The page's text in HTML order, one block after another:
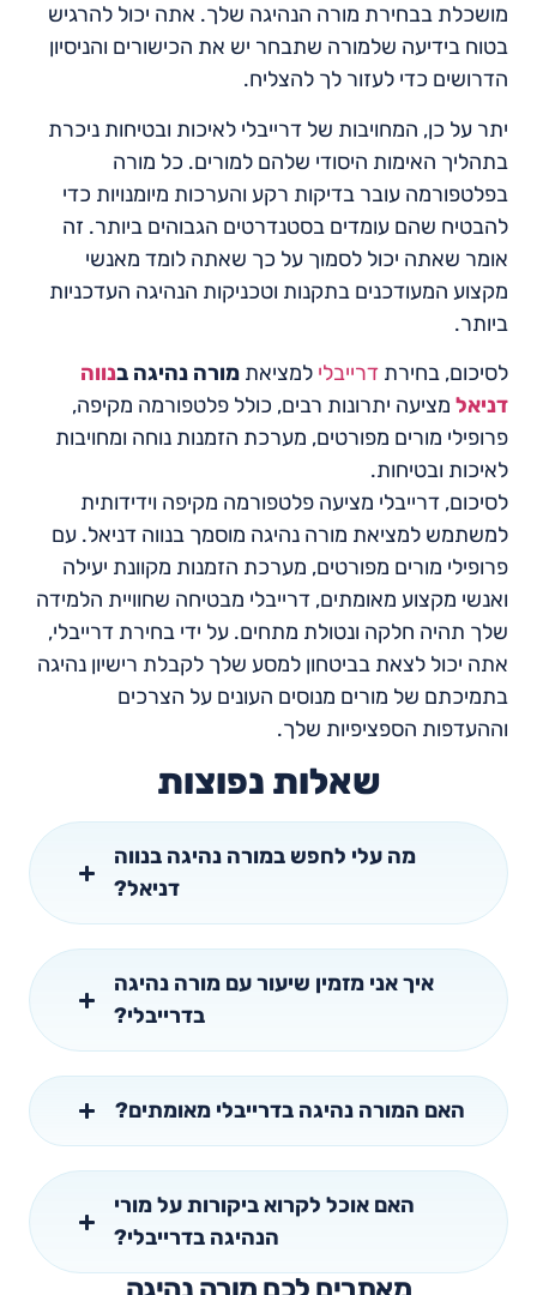
מושכלת בבחירת מורה הנהיגה שלך. אתה יכול להרגיש
בטוח בידיעה שלמורה שתבחר יש את הכישורים והניסיון
הדרושים כדי לעזור לך להצליח.
יתר על כן, המחויבות של דרייבלי לאיכות ובטיחות ניכרת
בתהליך האימות היסודי שלהם למורים. כל מורה
בפלטפורמה עובר בדיקות רקע והערכות מיומנויות כדי
להבטיח שהם עומדים בסטנדרטים הגבוהים ביותר. זה
אומר שאתה יכול לסמוך על כך שאתה לומד מאנשי
מקצוע המעודכנים בתקנות וטכניקות הנהיגה העדכניות
ביותר.
לסיכום, בחירת דרייבלי למציאת מורה נהיגה בנווה
דניאל מציעה יתרונות רבים, כולל פלטפורמה מקיפה,
פרופילי מורים מפורטים, מערכת הזמנות נוחה ומחויבות
לאיכות ובטיחות.
לסיכום, דרייבלי מציעה פלטפורמה מקיפה וידידותית
למשתמש למציאת מורה נהיגה מוסמך בנווה דניאל. עם
פרופילי מורים מפורטים, מערכת הזמנות מקוונת יעילה
ואנשי מקצוע מאומתים, דרייבלי מבטיחה שחוויית הלמידה
שלך תהיה חלקה ונטולת מתחים. על ידי בחירת דרייבלי,
אתה יכול לצאת בביטחון למסע שלך לקבלת רישיון נהיגה
בתמיכתם של מורים מנוסים העונים על הצרכים
וההעדפות הספציפיות שלך.
שאלות נפוצות
מה עלי לחפש במורה נהיגה בנווה
דניאל?
איך אני מזמין שיעור עם מורה נהיגה
בדרייבלי?
האם המורה נהיגה בדרייבלי מאומתים?
האם אוכל לקרוא ביקורות על מורי
הנהיגה בדרייבלי?